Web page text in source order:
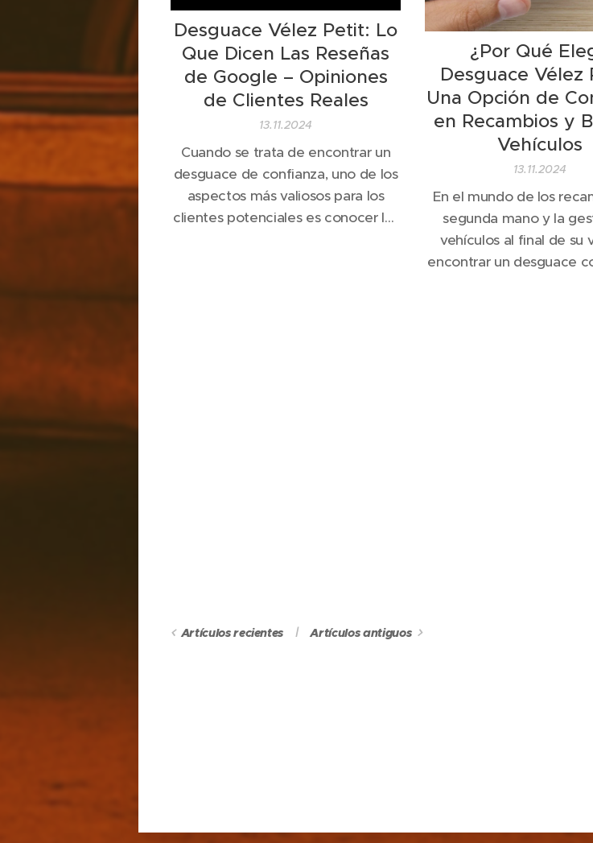
Desguace Vélez Petit: Lo
Que Dicen Las Reseñas
de Google – Opiniones
de Clientes Reales
13.11.2024
Cuando se trata de encontrar un
desguace de confianza, uno de los
aspectos más valiosos para los
clientes potenciales es conocer las
¿Por Qué
Desguace Vélez
Una Opción de
en Recambios y
Vehículos
13.11.2024
En el mundo de los
segunda mano y la
vehículos al final de su
encontrar un desguace
Artículos recientes Artículos antiguos